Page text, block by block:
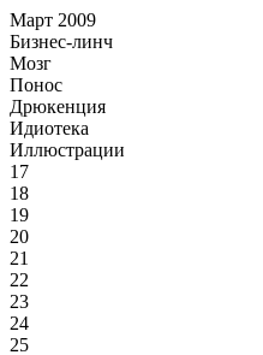
Март 2009
Бизнес-линч
Мозг
Понос
Дрюкенция
Идиотека
Иллюстрации
17
18
19
20
21
22
23
24
25